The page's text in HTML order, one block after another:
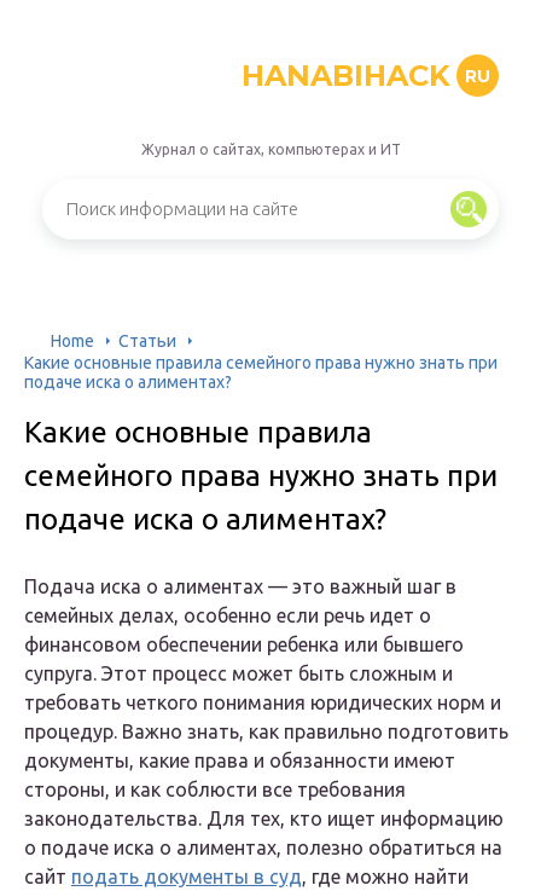
HANABIHACK RU
Журнал о сайтах, компьютерах и ИТ
Home
Статьи
Какие основные правила семейного права нужно знать при
подаче иска о алиментах?
Какие основные правила
семейного права нужно знать при
подаче иска о алиментах?
Подача иска о алиментах — это важный шаг в
семейных делах, особенно если речь идет о
финансовом обеспечении ребенка или бывшего
супруга. Этот процесс может быть сложным и
требовать четкого понимания юридических норм и
процедур. Важно знать, как правильно подготовить
документы, какие права и обязанности имеют
стороны, и как соблюсти все требования
законодательства. Для тех, кто ищет информацию
о подаче иска о алиментах, полезно обратиться на
сайт подать документы в суд, где можно найти